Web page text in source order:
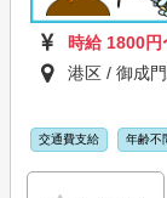
時給 1800円
港区 / 御成
交通費支給 年齢不